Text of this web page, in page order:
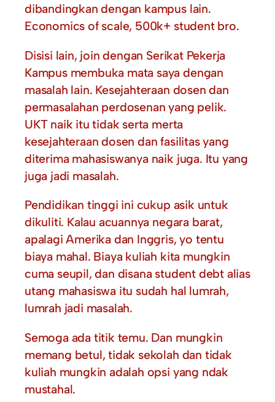
dibandingkan dengan kampus lain.
Economics of scale, 500k+ student bro.
Disisi lain, join dengan Serikat Pekerja
Kampus membuka mata saya dengan
masalah lain. Kesejahteraan dosen dan
permasalahan perdosenan yang pelik.
UKT naik itu tidak serta merta
kesejahteraan dosen dan fasilitas yang
diterima mahasiswanya naik juga. Itu yang
juga jadi masalah.
Pendidikan tinggi ini cukup asik untuk
dikuliti. Kalau acuannya negara barat,
apalagi Amerika dan Inggris, yo tentu
biaya mahal. Biaya kuliah kita mungkin
cuma seupil, dan disana student debt alias
utang mahasiswa itu sudah hal lumrah,
lumrah jadi masalah.
Semoga ada titik temu. Dan mungkin
memang betul, tidak sekolah dan tidak
kuliah mungkin adalah opsi yang ndak
mustahal.